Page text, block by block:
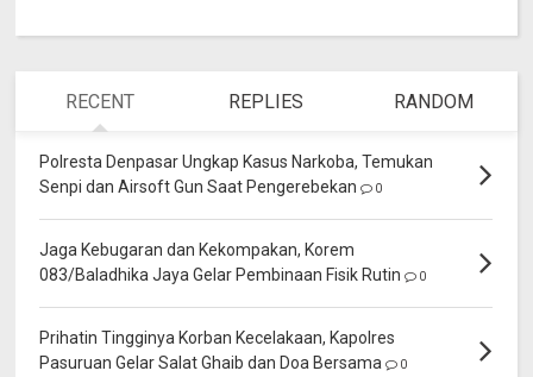
RECENT REPLIES RANDOM
Polresta Denpasar Ungkap Kasus Narkoba, Temukan
Senpi dan Airsoft Gun Saat Pengerebekan
0
Jaga Kebugaran dan Kekompakan, Korem
083/Baladhika Jaya Gelar Pembinaan Fisik Rutin
0
Prihatin Tingginya Korban Kecelakaan, Kapolres
Pasuruan Gelar Salat Ghaib dan Doa Bersama
0